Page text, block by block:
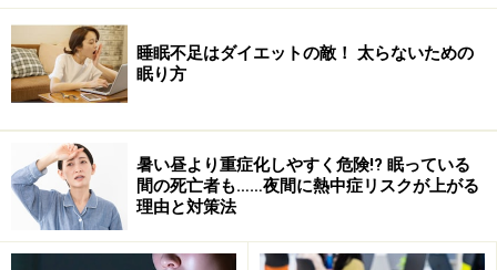
エスエス製薬 １箱20錠入り 504円 [医薬品]
眠気や倦怠感を取りたいときに飲む内服薬で、１回２錠
を１日２回まで飲むことができます。２錠の中にはカフ
ェインが、コーヒー３～４杯分に相当する200mgも入っ
ています。さらに、神経の働きを助けるビタミンB群が
配合されているので、だるい体をシャキッとしてくれま
睡眠不足はダイエットの敵！ 太らないための
眠り方
暑い昼より重症化しやすく危険!? 眠っている
間の死亡者も……夜間に熱中症リスクが上がる
理由と対策法